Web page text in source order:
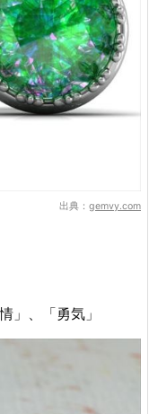
出典： gemvy.com
、「勇気」